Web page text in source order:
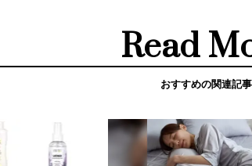
Read
おすすめの関連記事